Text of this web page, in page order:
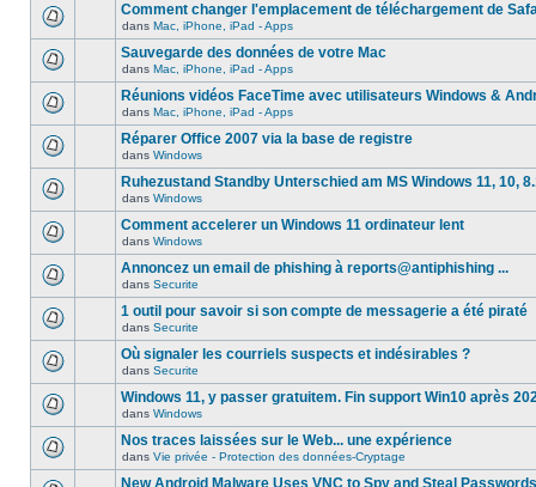
Comment changer l'emplacement de téléchargement de
dans Mac, iPhone, iPad - Apps
Sauvegarde des données de votre Mac
dans Mac, iPhone, iPad - Apps
Réunions vidéos FaceTime avec utilisateurs Windows &
dans Mac, iPhone, iPad - Apps
Réparer Office 2007 via la base de registre
dans Windows
Ruhezustand Standby Unterschied am MS Windows 11, 10,
dans Windows
Comment accelerer un Windows 11 ordinateur lent
dans Windows
Annoncez un email de phishing à reports@antiphishing ...
dans Securite
1 outil pour savoir si son compte de messagerie a été piraté
dans Securite
Où signaler les courriels suspects et indésirables ?
dans Securite
Windows 11, y passer gratuitem. Fin support Win10 après
dans Windows
Nos traces laissées sur le Web... une expérience
dans Vie privée - Protection des données-Cryptage
New Android Malware Uses VNC to Spy and Steal Passwords